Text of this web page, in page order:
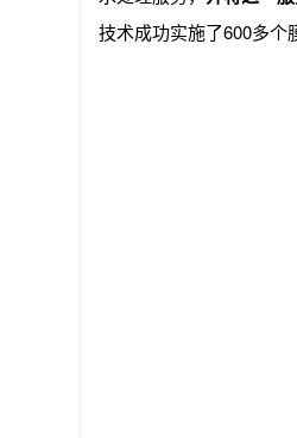
技术成功实施了600多个